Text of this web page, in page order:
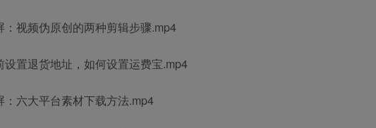
：视频伪原创的两种剪辑步骤.mp4
设置退货地址，如何设置运费宝.mp4
：六大平台素材下载方法.mp4